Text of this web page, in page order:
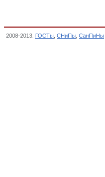
2008-2013. ГОСТы СНиПы СанПиНы